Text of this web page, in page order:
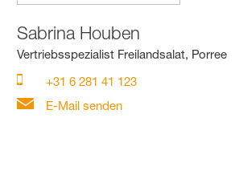
Sabrina Houben
Vertriebsspezialist Freilandsalat, Porree
+31 6 281 41 123
E-Mail senden